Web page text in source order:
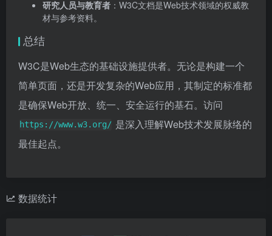
研究人员与教育者 ：W3C文档是Web技术领域的权威教
材与参考资料。
总结
W3C是Web生态的基础设施提供者。无论是构建一个
简单页面，还是开发复杂的Web应用，其制定的标准都
是确保Web开放、统一、安全运行的基石。访问
https://www.w3.org/ 是深入理解Web技术发展脉络的
最佳起点。
数据统计